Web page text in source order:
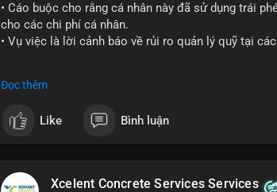
• Cáo buộc cho rằng cá nhân này đã sử dụng trái
cho các chi phí cá nhân.
• Vụ việc là lời cảnh báo về rủi ro quản lý quỹ tại
#vlikevn #titanbot
📰 Nguồn: CoinDesk
Đọc thêm
Like Bình luận
Xcelent Concrete Services Services